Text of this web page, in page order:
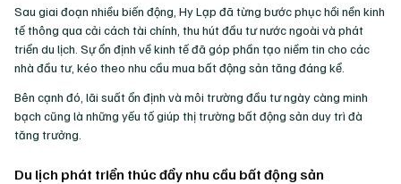
Sau giai đoạn nhiều biến động, Hy Lạp đã từng bước phục hồi nền kinh
tế thông qua cải cách tài chính, thu hút đầu tư nước ngoài và phát
triển du lịch. Sự ổn định về kinh tế đã góp phần tạo niềm tin cho các
nhà đầu tư, kéo theo nhu cầu mua bất động sản tăng đáng kể.
Bên cạnh đó, lãi suất ổn định và môi trường đầu tư ngày càng minh
bạch cũng là những yếu tố giúp thị trường bất động sản duy trì đà
tăng trưởng.
Du lịch phát triển thúc đẩy nhu cầu bất động sản